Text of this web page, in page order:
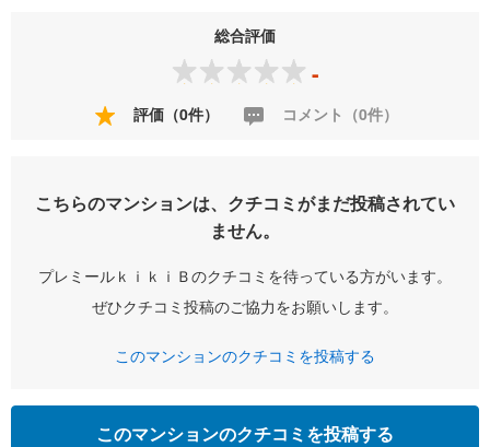
総合評価
-
評価（0件） コメント（0件）
こちらのマンションは、クチコミがまだ投稿されてい
ません。
プレミールｋｉｋｉＢのクチコミを待っている方がいます。
ぜひクチコミ投稿のご協力をお願いします。
このマンションのクチコミを投稿する
このマンションのクチコミを投稿する